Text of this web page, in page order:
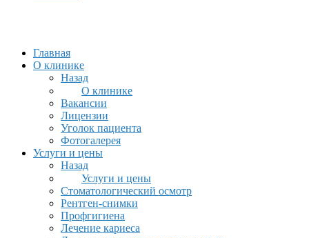
Главная
О клинике
Назад
О клинике
Вакансии
Лицензии
Уголок пациента
Фотогалерея
Услуги и цены
Назад
Услуги и цены
Стоматологический осмотр
Рентген-снимки
Профгигиена
Лечение кариеса